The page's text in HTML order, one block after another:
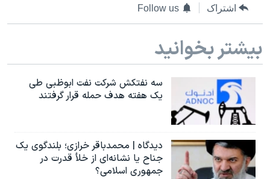
اشتراک Follow us
بیشتر بخوانید
سه نفتکش شرکت نفت ابوظبی طی
یک هفته هدف حمله قرار گرفتند
دیدگاه | محمدباقر خرازی؛ بلندگوی یک
جناح یا نشانه‌ای از خلأ قدرت در
جمهوری اسلامی؟